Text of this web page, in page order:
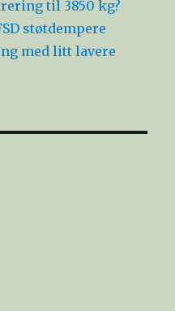
til 3850 kg?
støtdempere
med litt lavere